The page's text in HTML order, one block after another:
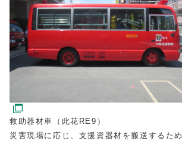
救助器材車（此花RE9）
災害現場に応じ、支援資器材を搬送するため